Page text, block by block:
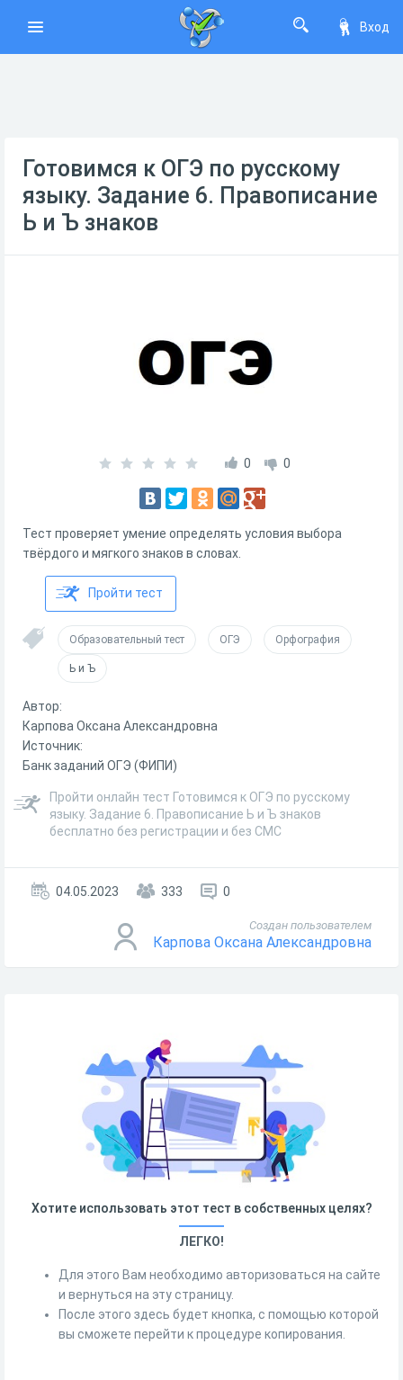
Вход
Готовимся к ОГЭ по русскому
языку. Задание 6. Правописание
Ь и Ъ знаков
0 0
Тест проверяет умение определять условия выбора
твёрдого и мягкого знаков в словах.
Пройти тест
Образовательный тест ОГЭ Орфография
Ь и Ъ
Автор:
Карпова Оксана Александровна
Источник:
Банк заданий ОГЭ (ФИПИ)
Пройти онлайн тест Готовимся к ОГЭ по русскому
языку. Задание 6. Правописание Ь и Ъ знаков
бесплатно без регистрации и без СМС
04.05.2023 333 0
Создан пользователем
Карпова Оксана Александровна
Хотите использовать этот тест в собственных целях?
ЛЕГКО!
Для этого Вам необходимо авторизоваться на сайте
и вернуться на эту страницу.
После этого здесь будет кнопка, с помощью которой
вы сможете перейти к процедуре копирования.